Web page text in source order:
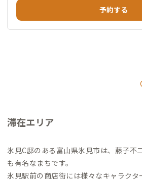
予約する
滞在エリア
氷見C邸のある富山県氷見市は、藤子不
も有名なまちです。
氷見駅前の商店街には様々なキャラク